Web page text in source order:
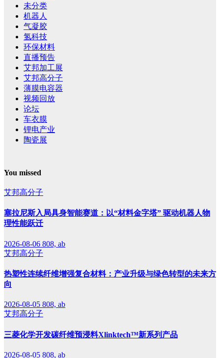
未分类
机器人
气凝胶
氢科技
环保材料
直播预告
艾邦加工展
艾邦高分子
薄膜电容器
视频回放
论坛
车衣膜
锂电产业
陶瓷展
You missed
艾邦高分子
塞拉尼斯入局具身智能赛道：以“材料金字塔” 驱动机器人物
理性能跃迁
2026-08-06 808, ab
艾邦高分子
热塑性连续纤维增强复合材料：产业升级与绿色转型的未来方
向
2026-08-05 808, ab
艾邦高分子
三菱化学开发碳纤维预浸料Xlinktech™新系列产品
2026-08-05 808, ab